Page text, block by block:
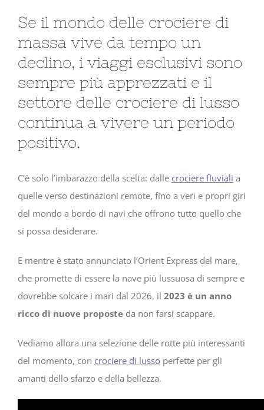
Se il mondo delle crociere di
massa vive da tempo un
declino, i viaggi esclusivi sono
sempre più apprezzati e il
settore delle crociere di lusso
continua a vivere un periodo
positivo.
C’è solo l’imbarazzo della scelta: dalle crociere fluviali a
quelle verso destinazioni remote, fino a veri e propri giri
del mondo a bordo di navi che offrono tutto quello che
si possa desiderare.
E mentre è stato annunciato l’Orient Express del mare,
che promette di essere la nave più lussuosa di sempre e
dovrebbe solcare i mari dal 2026, il 2023 è un anno
ricco di nuove proposte da non farsi scappare.
Vediamo allora una selezione delle rotte più interessanti
del momento, con crociere di lusso perfette per gli
amanti dello sfarzo e della bellezza.